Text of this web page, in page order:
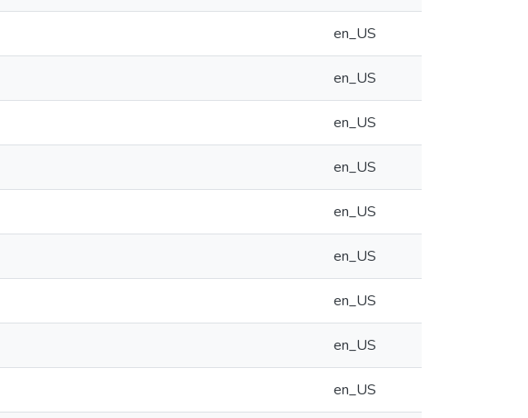
en_US
en_US
en_US
en_US
en_US
en_US
en_US
en_US
en_US